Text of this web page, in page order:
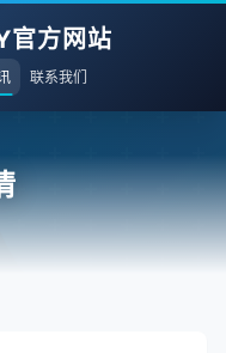
官方网站
联系我们